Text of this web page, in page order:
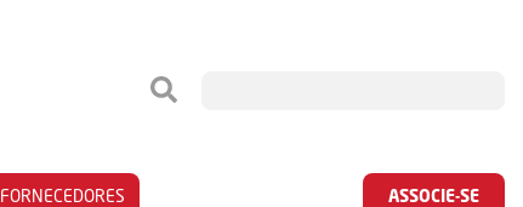
FORNECEDORES ASSOCIE-SE